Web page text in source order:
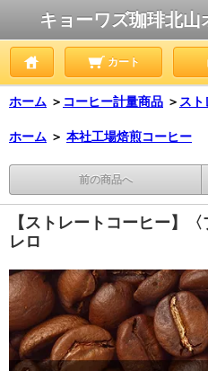
キョーワズ珈琲北
カート
ホーム ＞ コーヒー計量商品 ＞ ス
ホーム ＞ 本社工場焙煎コーヒー
前の商品へ
【ストレートコーヒー】
レロ